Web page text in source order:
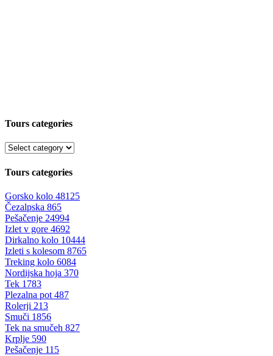
Tours categories
Tours categories
Gorsko kolo 48125
Čezalpska 865
Pešačenje 24994
Izlet v gore 4692
Dirkalno kolo 10444
Izleti s kolesom 8765
Treking kolo 6084
Nordijska hoja 370
Tek 1783
Plezalna pot 487
Rolerji 213
Smuči 1856
Tek na smučeh 827
Krplje 590
Pešačenje 115